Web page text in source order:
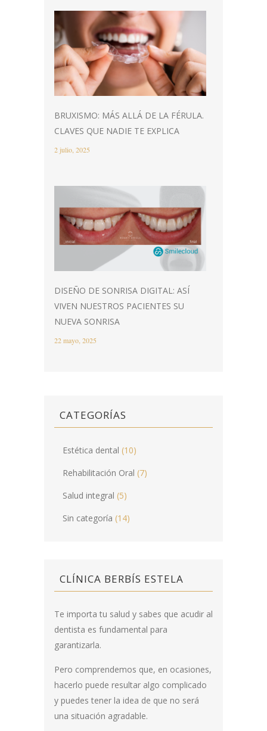
BRUXISMO: MÁS ALLÁ DE LA FÉRULA.
CLAVES QUE NADIE TE EXPLICA
2 julio, 2025
DISEÑO DE SONRISA DIGITAL: ASÍ
VIVEN NUESTROS PACIENTES SU
NUEVA SONRISA
22 mayo, 2025
CATEGORÍAS
Estética dental (10)
Rehabilitación Oral (7)
Salud integral (5)
Sin categoría (14)
CLÍNICA BERBÍS ESTELA
Te importa tu salud y sabes que acudir al
dentista es fundamental para
garantizarla.
Pero comprendemos que, en ocasiones,
hacerlo puede resultar algo complicado
y puedes tener la idea de que no será
una situación agradable.